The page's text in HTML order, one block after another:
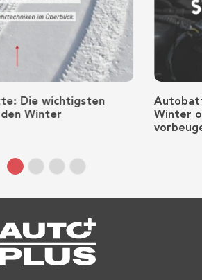
Die wichtigsten
Winter
Winter